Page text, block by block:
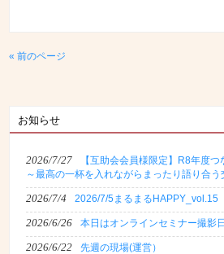
« 前のページ
お知らせ
2026/7/27
【互助会会員様限定】R8年度
～最高の一杯を入れながらまったり語り合
2026/7/4 2026/7/5まるまるHAPPY_vol.15
2026/6/26 本日はオンラインセミナー撮影日
2026/6/22 先週の現場(運営）